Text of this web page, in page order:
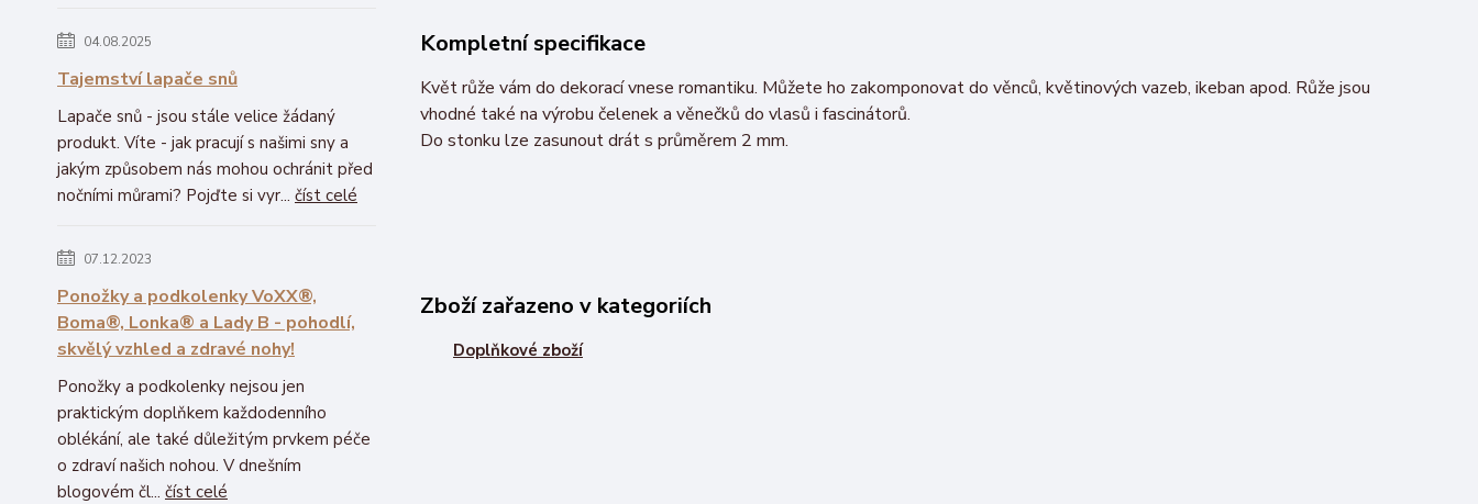
04.08.2025
Tajemství lapače snů
Lapače snů - jsou stále velice žádaný
produkt. Víte - jak pracují s našimi sny a
jakým způsobem nás mohou ochránit před
nočními můrami? Pojďte si vyr... číst celé
07.12.2023
Ponožky a podkolenky VoXX®,
Boma®, Lonka® a Lady B - pohodlí,
skvělý vzhled a zdravé nohy!
Ponožky a podkolenky nejsou jen
praktickým doplňkem každodenního
oblékání, ale také důležitým prvkem péče
o zdraví našich nohou. V dnešním
blogovém čl... číst celé
Kompletní specifikace
Květ růže vám do dekorací vnese romantiku. Můžete ho zakomponovat do věnců, květinových vazeb, ikeban apod. Růže jsou
vhodné také na výrobu čelenek a věnečků do vlasů i fascinátorů.
Do stonku lze zasunout drát s průměrem 2 mm.
Zboží zařazeno v kategoriích
Doplňkové zboží